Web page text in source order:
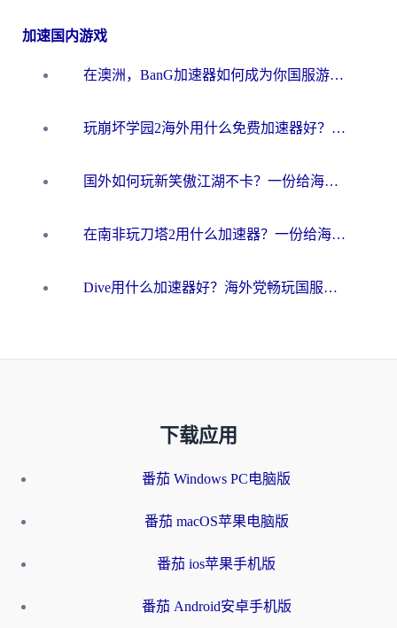
加速国内游戏
在澳洲，BanG加速器如何成为你国服游戏的“时光机”？
玩崩坏学园2海外用什么免费加速器好？2026海外党亲测国服游戏加速指南
国外如何玩新笑傲江湖不卡？一份给海外游子的终极网络指南
在南非玩刀塔2用什么加速器？一份给海外游子的终极生存指南
Dive用什么加速器好？海外党畅玩国服游戏的终极避坑指南
下载应用
番茄 Windows PC电脑版
番茄 macOS苹果电脑版
番茄 ios苹果手机版
番茄 Android安卓手机版